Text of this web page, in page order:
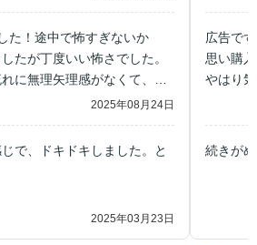
た！途中で怖すぎないか
たが丁度いい怖さでした。
に無理矢理感がなくて、テ
するのも納得です。2025年08月24日
で、ドキドキしました。と
2025年03月23日
広告で
思い購
やはり
ので読
続きが